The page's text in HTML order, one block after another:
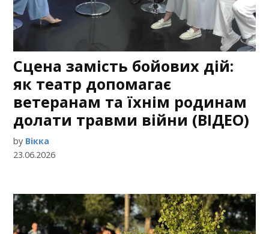
Сцена замість бойових дій:
як театр допомагає
ветеранам та їхнім родинам
долати травми війни (ВІДЕО)
by Вікка
23.06.2026